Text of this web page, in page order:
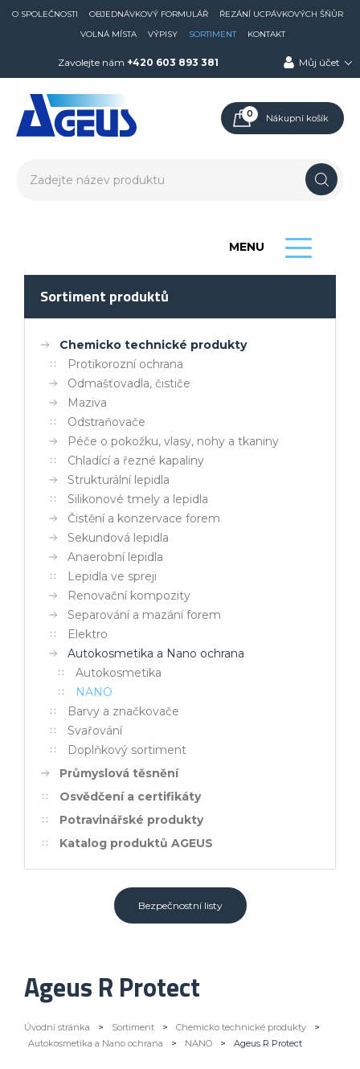
O SPOLEČNOSTI OBJEDNÁVKOVÝ FORMULÁŘ
ŘEZÁNÍ UCPÁVKOVÝCH ŠŇŮR
VOLNÁ MÍSTA
VÝPISY SORTIMENT KONTAKT
Zavolejte nám +420 603 893 381 Můj účet
0 Nákupní košík
MENU
Sortiment produktů
Chemicko technické produkty
Protikorozní ochrana
Odmašťovadla, čističe
Maziva
Odstraňovače
Péče o pokožku, vlasy, nohy a tkaniny
Chladící a řezné kapaliny
Strukturální lepidla
Silikonové tmely a lepidla
Čistění a konzervace forem
Sekundová lepidla
Anaerobní lepidla
Lepidla ve spreji
Renovační kompozity
Separování a mazání forem
Elektro
Autokosmetika a Nano ochrana
Autokosmetika
NANO
Barvy a značkovače
Svařování
Doplňkový sortiment
Průmyslová těsnění
Osvědčení a certifikáty
Potravinářské produkty
Katalog produktů AGEUS
Bezpečnostní listy
Ageus R Protect
Úvodní stránka > Sortiment > Chemicko technické produkty
>
Autokosmetika a Nano ochrana
> NANO > Ageus R Protect